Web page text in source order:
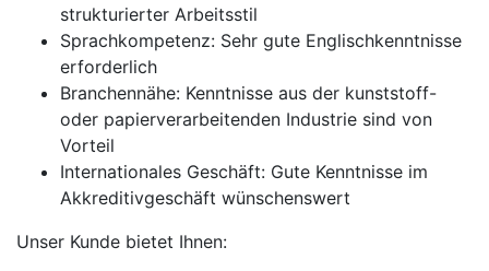
strukturierter Arbeitsstil
Sprachkompetenz: Sehr gute Englischkenntnisse
erforderlich
Branchennähe: Kenntnisse aus der kunststoff-
oder papierverarbeitenden Industrie sind von
Vorteil
Internationales Geschäft: Gute Kenntnisse im
Akkreditivgeschäft wünschenswert
Unser Kunde bietet Ihnen: